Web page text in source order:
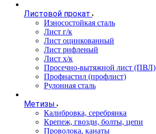
Листовой прокат
Износостойкая сталь
Лист г/к
Лист оцинкованный
Лист рифленый
Лист х/к
Просечно-вытяжной лист (ПВЛ)
Профнастил (профлист)
Рулонная сталь
Метизы
Калибровка, серебрянка
Крепеж, гвозди, болты, цепи
Проволока, канаты